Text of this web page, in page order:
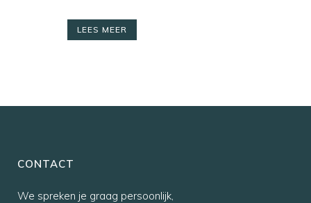
LEES MEER
CONTACT
We spreken je graag persoonlijk,